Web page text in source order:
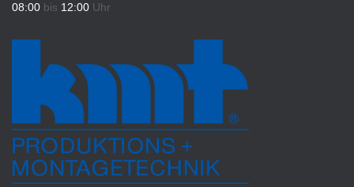
08:00 bis 12:00 Uhr